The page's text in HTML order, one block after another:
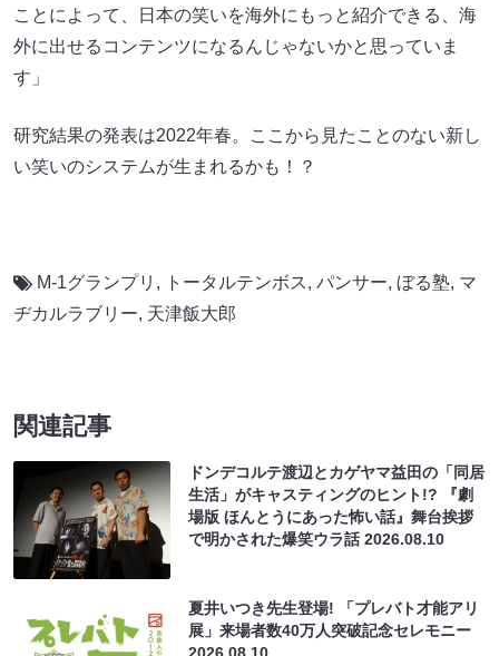
ことによって、日本の笑いを海外にもっと紹介できる、海
外に出せるコンテンツになるんじゃないかと思っていま
す」
研究結果の発表は2022年春。ここから見たことのない新し
い笑いのシステムが生まれるかも！？
M-1グランプリ , トータルテンボス, パンサー, ぼる塾, マ
ヂカルラブリー, 天津飯大郎
関連記事
ドンデコルテ渡辺とカゲヤマ益田の「同居
生活」がキャスティングのヒント!? 『劇
場版 ほんとうにあった怖い話』舞台挨拶
で明かされた爆笑ウラ話2026.08.10
夏井いつき先生登場! 「プレバト才能アリ
展」来場者数40万人突破記念セレモニー